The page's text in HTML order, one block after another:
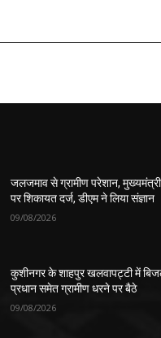
जलजमाव से ग्रामीण परेशान,
पर शिकायत दर्ज, डीएम ने लिया संज्ञान
09/08/2026
कुशीनगर के शाहपुर खलवापट्टी में
प्रधान समेत ग्रामीण धरने पर बैठे
09/08/2026